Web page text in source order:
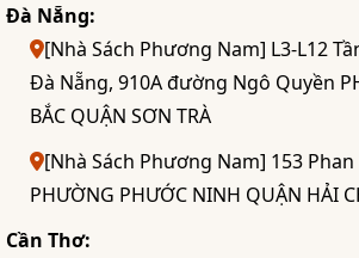
Đà Nẵng:
[Nhà Sách Phương Nam] L3-L12
Đà Nẵng, 910A đường Ngô Quyền
BẮC QUẬN SƠN TRÀ
[Nhà Sách Phương Nam] 153
PHƯỜNG PHƯỚC NINH QUẬN HẢI
Cần Thơ: